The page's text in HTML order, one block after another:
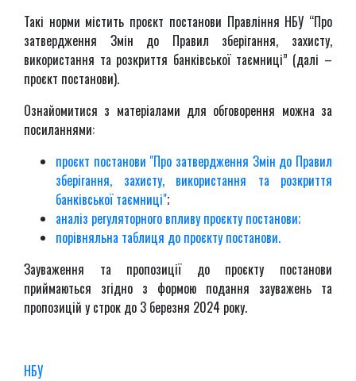
Такі норми містить проєкт постанови Правління НБУ “Про
затвердження Змін до Правил зберігання, захисту,
використання та розкриття банківської таємниці” (далі –
проєкт постанови).
Ознайомитися з матеріалами для обговорення можна за
посиланнями:
проєкт постанови "Про затвердження Змін до Правил
зберігання, захисту, використання та розкриття
банківської таємниці";
аналіз регуляторного впливу проєкту постанови;
порівняльна таблиця до проєкту постанови.
Зауваження та пропозиції до проєкту постанови
приймаються згідно з формою подання зауважень та
пропозицій у строк до 3 березня 2024 року.
НБУ